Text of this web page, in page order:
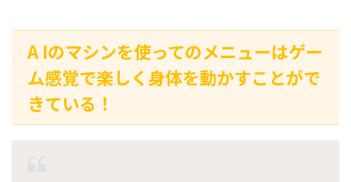
A Iのマシンを使ってのメニューはゲー
ム感覚で楽しく身体を動かすことがで
きている！